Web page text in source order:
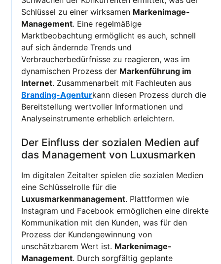
Schlüssel zu einer wirksamen Markenimage-
Management. Eine regelmäßige
Marktbeobachtung ermöglicht es auch, schnell
auf sich ändernde Trends und
Verbraucherbedürfnisse zu reagieren, was im
dynamischen Prozess der Markenführung im
Internet. Zusammenarbeit mit Fachleuten aus
Branding-Agenturkann diesen Prozess durch die
Bereitstellung wertvoller Informationen und
Analyseinstrumente erheblich erleichtern.
Der Einfluss der sozialen Medien auf
das Management von Luxusmarken
Im digitalen Zeitalter spielen die sozialen Medien
eine Schlüsselrolle für die
Luxusmarkenmanagement. Plattformen wie
Instagram und Facebook ermöglichen eine direkte
Kommunikation mit den Kunden, was für den
Prozess der Kundengewinnung von
unschätzbarem Wert ist. Markenimage-
Management. Durch sorgfältig geplante